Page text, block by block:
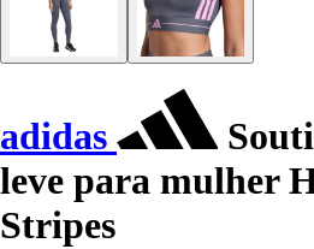
adidas
leve para mulher
Stripes